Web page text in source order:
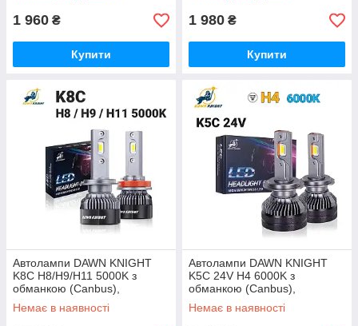
1 960 ₴
Купити
1 980 ₴
Купити
Автолампи DAWN KNIGHT
K8C H8/H9/H11 5000K з
обманкою (Canbus),
комплект 2 шт
Немає в наявності
Автолампи DAWN KNIGHT
K5C 24V H4 6000K з
обманкою (Canbus),
комплект 2 шт
Немає в наявності